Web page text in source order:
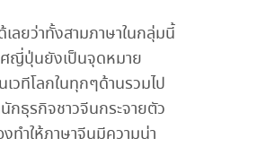
ลยว่าทั้งสามภาษาในกลุ่มนี้
ศญี่ปุ่นยังเป็นจุดหมาย
ทีโลกในทุกๆด้านรวมไป
กธุรกิจชาวจีนกระจายตัว
ทำให้ภาษาจีนมีความน่า